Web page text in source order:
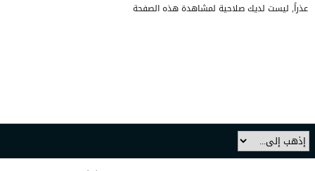
عذراً, ليست لديك صلاحية لمشاهدة هذه الصفحة